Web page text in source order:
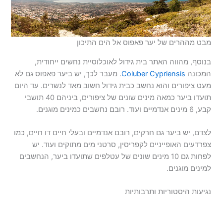
מבט מההרים של יער פאפוס אל הים התיכון
בנוסף, מהווה האתר בית גידול לאוכלוסיית נחשים ייחודית,
המכונה
. מעבר לכך, יש ביער פאפוס גם לא
מעט ציפורים והוא נחשב כבית גידול חשוב מאד לנשרים. עד היום
תועדו ביער כמאה מינים שונים של ציפורים, ביניהם 40 תושבי
קבע, 6 מינים אנדמיים ועוד. רובם נחשבים כמינים מוגנים.
לצדם, יש ביער גם חרקים, רובם אנדמיים ובעלי חיים דו חיים, כמו
צפרדעים האופייניים לקפריסין, סרטני מים מתוקים ועוד. יש
לפחות גם 10 מינים שונים של עטלפים שתועדו ביער, הנחשבים
למינים מוגנים.
נגיעות היסטוריות ותרבותיות